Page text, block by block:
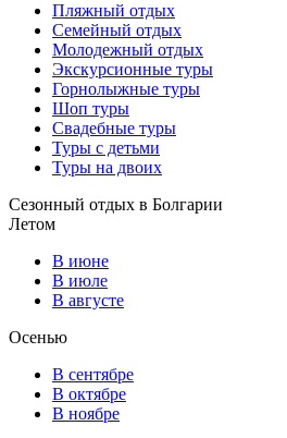
Пляжный отдых
Семейный отдых
Молодежный отдых
Экскурсионные туры
Горнолыжные туры
Шоп туры
Свадебные туры
Туры с детьми
Туры на двоих
Сезонный отдых в Болгарии
Летом
В июне
В июле
В августе
Осенью
В сентябре
В октябре
В ноябре